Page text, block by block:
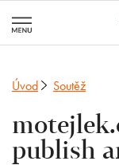
Úvod Soutěž
publish